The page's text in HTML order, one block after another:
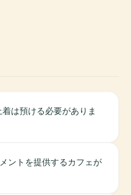
は預ける必要がありま
ントを提供するカフェが